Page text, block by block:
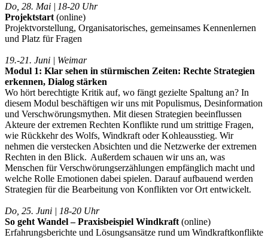
Do, 28. Mai | 18-20 Uhr
Projektstart (online)
Projektvorstellung, Organisatorisches, gemeinsames Kennenlernen
und Platz für Fragen
19.-21. Juni | Weimar
Modul 1: Klar sehen in stürmischen Zeiten: Rechte Strategien
erkennen, Dialog stärken
Wo hört berechtigte Kritik auf, wo fängt gezielte Spaltung an? In
diesem Modul beschäftigen wir uns mit Populismus, Desinformation
und Verschwörungsmythen. Mit diesen Strategien beeinflussen
Akteure der extremen Rechten Konflikte rund um strittige Fragen,
wie Rückkehr des Wolfs, Windkraft oder Kohleausstieg. Wir
nehmen die verstecken Absichten und die Netzwerke der extremen
Rechten in den Blick. Außerdem schauen wir uns an, was
Menschen für Verschwörungserzählungen empfänglich macht und
welche Rolle Emotionen dabei spielen. Darauf aufbauend werden
Strategien für die Bearbeitung von Konflikten vor Ort entwickelt.
Do, 25. Juni | 18-20 Uhr
So geht Wandel – Praxisbeispiel Windkraft (online)
Erfahrungsberichte und Lösungsansätze rund um Windkraftkonflikte